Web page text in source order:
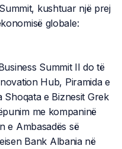
kushtuar një prej
globale:
Summit II do të
Hub, Piramida e
Shoqata e Biznesit Grek
me kompaninë
e Ambasadës së
Bank Albania në